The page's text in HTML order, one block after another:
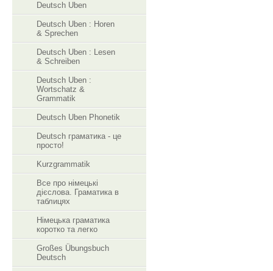
Deutsch Uben
Deutsch Uben : Horen
& Sprechen
Deutsch Uben : Lesen
& Schreiben
Deutsch Uben :
Wortschatz &
Grammatik
Deutsch Uben Phonetik
Deutsch граматика - це
просто!
Kurzgrammatik
Все про німецькі
дієслова. Граматика в
таблицях
Німецька граматика
коротко та легко
Großes Übungsbuch
Deutsch